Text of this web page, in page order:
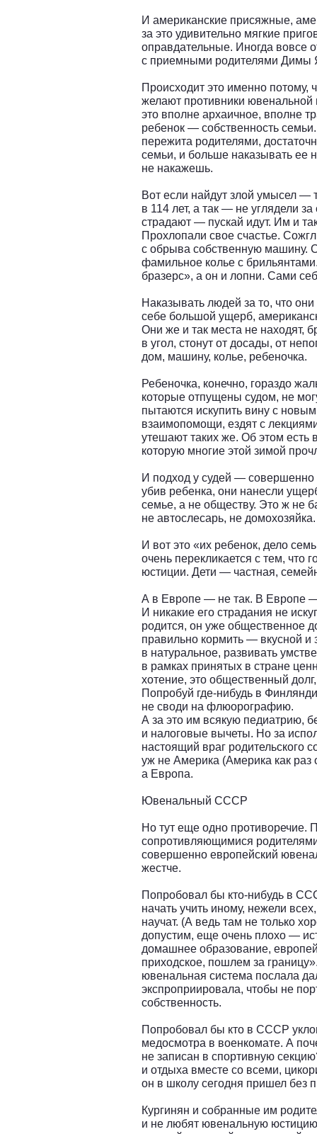
И американские присяжные,
за это удивительно мягкие
оправдательные. Иногда вовсе
с приемными родителями Димы
Происходит это именно потому,
желают противники ювенальной
это вполне архаичное, вполне
ребенок — собственность
пережита родителями,
семьи, и больше наказывать ее
не накажешь.
Вот если найдут злой умысел —
в 114 лет, а так — не углядели
страдают — пускай идут. Им и
Прохлопали свое счастье.
с обрыва собственную машину.
фамильное колье с
бразерс», а он и лопни. Сами
Наказывать людей за то, что
себе большой ущерб,
Они же и так места не находят,
в угол, стонут от досады, от
дом, машину, колье, ребеночка.
Ребеночка, конечно, гораздо
которые отпущены судом, не
пытаются искупить вину с
взаимопомощи, ездят с
утешают таких же. Об этом есть
которую многие этой зимой
И подход у судей — совершенно
убив ребенка, они нанесли
семье, а не обществу. Это ж не
не автослесарь, не
И вот это «их ребенок, дело
очень перекликается с тем, что
юстиции. Дети — частная,
А в Европе — не так. В Европе —
И никакие его страдания не
родится, он уже общественное
правильно кормить — вкусной
в натуральное, развивать
в рамках принятых в стране
хотение, это общественный
Попробуй где-нибудь в
не своди на флюорографию.
А за это им всякую педиатрию,
и налоговые вычеты. Но за
настоящий враг родительского
уж не Америка (Америка как
а Европа.
Ювенальный СССР
Но тут еще одно противоречие.
сопротивляющимися
совершенно европейский
жестче.
Попробовал бы кто-нибудь в
начать учить иному, нежели
научат. (А ведь там не только
допустим, еще очень плохо —
домашнее образование,
приходское, пошлем за
ювенальная система послала
экспроприировала, чтобы не
собственность.
Попробовал бы кто в СССР
медосмотра в военкомате. А
не записан в спортивную
и отдыха вместе со всеми,
он в школу сегодня пришел без
Кургинян и собранные им
и не любят ювенальную